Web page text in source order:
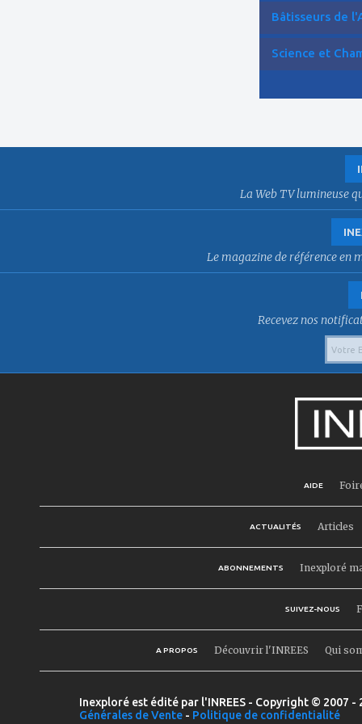
Bâtisseurs de
Science et
La Web TV lumineuse
Le magazine de référence en
Recevez nos
AIDE
ACTUALITÉS Articles
ABONNEMENTS Inexploré
SUIVEZ-NOUS
A PROPOS Découvrir l'INREES Qui
Inexploré est édité par l'INREES - Copyright © 2007
Générales de Vente - Politique de confidentialité